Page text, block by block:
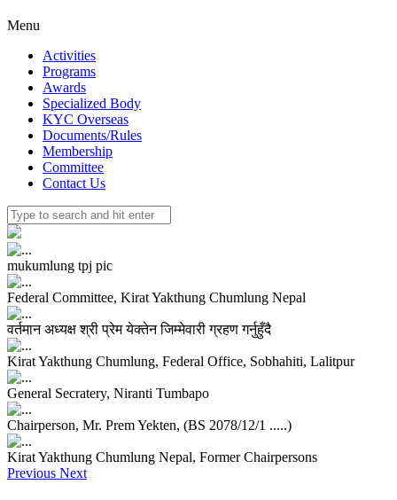
Menu
Activities
Programs
Awards
Specialized Body
KYC Overseas
Documents/Rules
Membership
Committee
Contact Us
mukumlung tpj pic
Federal Committee, Kirat Yakthung Chumlung Nepal
वर्तमान अध्यक्ष श्री प्रेम येक्तेन जिम्मेवारी ग्रहण गर्नुहुँदै
Kirat Yakthung Chumlung, Federal Office, Sobhahiti, Lalitpur
General Secratery, Niranti Tumbapo
Chairperson, Mr. Prem Yekten, (BS 2078/12/1 .....)
Kirat Yakthung Chumlung Nepal, Former Chairpersons
Previous Next